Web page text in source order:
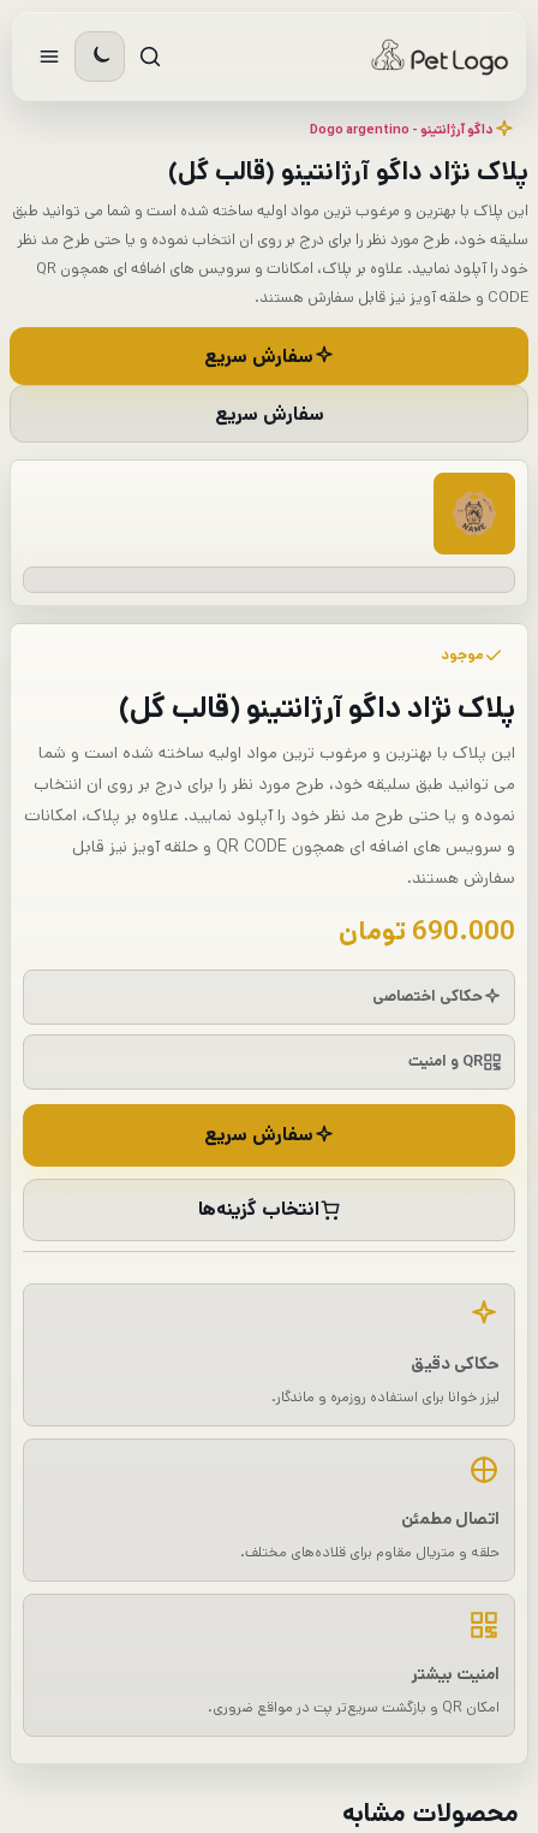
داگو آرژانتینو - Dogo argentino​
پلاک نژاد داگو آرژانتینو (قالب گل)
این پلاک با بهترین و مرغوب ترین مواد اولیه ساخته شده است و شما می توانید طبق
سلیقه خود، طرح مورد نظر را برای درج بر روی ان انتخاب نموده و یا حتی طرح مد نظر
خود را آپلود نمایید. علاوه بر پلاک، امکانات و سرویس های اضافه ای همچون QR
CODE و حلقه آویز نیز قابل سفارش هستند.
سفارش سریع
سفارش سریع
موجود
پلاک نژاد داگو آرژانتینو (قالب گل)
این پلاک با بهترین و مرغوب ترین مواد اولیه ساخته شده است و شما
می توانید طبق سلیقه خود، طرح مورد نظر را برای درج بر روی ان انتخاب
نموده و یا حتی طرح مد نظر خود را آپلود نمایید. علاوه بر پلاک، امکانات
و سرویس های اضافه ای همچون QR CODE و حلقه آویز نیز قابل
سفارش هستند.
690.000 تومان
حکاکی اختصاصی
QR و امنیت
سفارش سریع
انتخاب گزینه‌ها
حکاکی دقیق
لیزر خوانا برای استفاده روزمره و ماندگار.
اتصال مطمئن
حلقه و متریال مقاوم برای قلاده‌های مختلف.
امنیت بیشتر
امکان QR و بازگشت سریع‌تر پت در مواقع ضروری.
محصولات مشابه